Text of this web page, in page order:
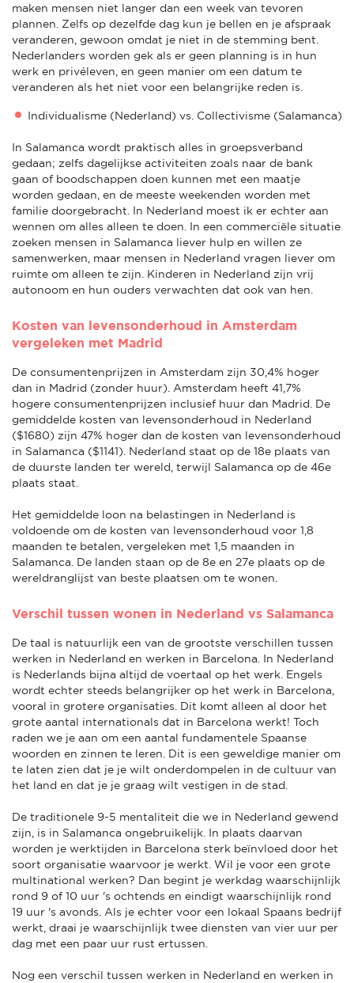
maken mensen niet langer dan een week van tevoren
plannen. Zelfs op dezelfde dag kun je bellen en je afspraak
veranderen, gewoon omdat je niet in de stemming bent.
Nederlanders worden gek als er geen planning is in hun
werk en privéleven, en geen manier om een datum te
veranderen als het niet voor een belangrijke reden is.
Individualisme (Nederland) vs. Collectivisme (Salamanca)
In Salamanca wordt praktisch alles in groepsverband
gedaan; zelfs dagelijkse activiteiten zoals naar de bank
gaan of boodschappen doen kunnen met een maatje
worden gedaan, en de meeste weekenden worden met
familie doorgebracht. In Nederland moest ik er echter aan
wennen om alles alleen te doen. In een commerciële situatie
zoeken mensen in Salamanca liever hulp en willen ze
samenwerken, maar mensen in Nederland vragen liever om
ruimte om alleen te zijn. Kinderen in Nederland zijn vrij
autonoom en hun ouders verwachten dat ook van hen.
Kosten van levensonderhoud in Amsterdam
vergeleken met Madrid
De consumentenprijzen in Amsterdam zijn 30,4% hoger
dan in Madrid (zonder huur). Amsterdam heeft 41,7%
hogere consumentenprijzen inclusief huur dan Madrid. De
gemiddelde kosten van levensonderhoud in Nederland
($1680) zijn 47% hoger dan de kosten van levensonderhoud
in Salamanca ($1141). Nederland staat op de 18e plaats van
de duurste landen ter wereld, terwijl Salamanca op de 46e
plaats staat.
Het gemiddelde loon na belastingen in Nederland is
voldoende om de kosten van levensonderhoud voor 1,8
maanden te betalen, vergeleken met 1,5 maanden in
Salamanca. De landen staan op de 8e en 27e plaats op de
wereldranglijst van beste plaatsen om te wonen.
Verschil tussen wonen in Nederland vs Salamanca
De taal is natuurlijk een van de grootste verschillen tussen
werken in Nederland en werken in Barcelona. In Nederland
is Nederlands bijna altijd de voertaal op het werk. Engels
wordt echter steeds belangrijker op het werk in Barcelona,
vooral in grotere organisaties. Dit komt alleen al door het
grote aantal internationals dat in Barcelona werkt! Toch
raden we je aan om een aantal fundamentele Spaanse
woorden en zinnen te leren. Dit is een geweldige manier om
te laten zien dat je je wilt onderdompelen in de cultuur van
het land en dat je je graag wilt vestigen in de stad.
De traditionele 9-5 mentaliteit die we in Nederland gewend
zijn, is in Salamanca ongebruikelijk. In plaats daarvan
worden je werktijden in Barcelona sterk beïnvloed door het
soort organisatie waarvoor je werkt. Wil je voor een grote
multinational werken? Dan begint je werkdag waarschijnlijk
rond 9 of 10 uur 's ochtends en eindigt waarschijnlijk rond
19 uur 's avonds. Als je echter voor een lokaal Spaans bedrijf
werkt, draai je waarschijnlijk twee diensten van vier uur per
dag met een paar uur rust ertussen.
Nog een verschil tussen werken in Nederland en werken in